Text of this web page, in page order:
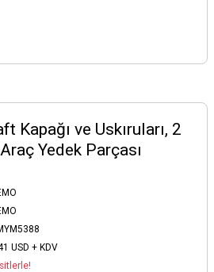
Kapağı ve Uskıruları, 2
Yedek Parçası
USD + KDV